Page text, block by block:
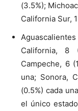
(3.5%);
California Sur,
California, 8
Campeche, 6
una; Sonora,
(0.5%) cada
el único